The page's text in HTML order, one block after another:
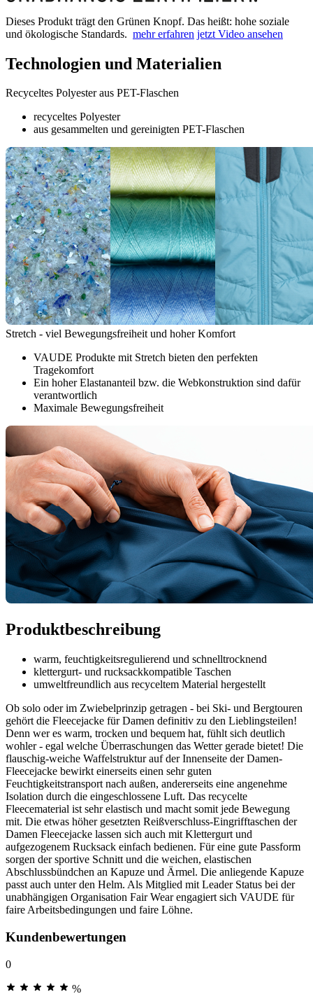
Dieses Produkt trägt den Grünen Knopf. Das heißt: hohe soziale
und ökologische Standards. mehr erfahren jetzt Video ansehen
Technologien und Materialien
Recyceltes Polyester aus PET-Flaschen
recyceltes Polyester
aus gesammelten und gereinigten PET-Flaschen
Stretch - viel Bewegungsfreiheit und hoher Komfort
VAUDE Produkte mit Stretch bieten den perfekten
Tragekomfort
Ein hoher Elastananteil bzw. die Webkonstruktion sind dafür
verantwortlich
Maximale Bewegungsfreiheit
Produktbeschreibung
warm, feuchtigkeitsregulierend und schnelltrocknend
klettergurt- und rucksackkompatible Taschen
umweltfreundlich aus recyceltem Material hergestellt
Ob solo oder im Zwiebelprinzip getragen - bei Ski- und Bergtouren
gehört die Fleecejacke für Damen definitiv zu den Lieblingsteilen!
Denn wer es warm, trocken und bequem hat, fühlt sich deutlich
wohler - egal welche Überraschungen das Wetter gerade bietet! Die
flauschig-weiche Waffelstruktur auf der Innenseite der Damen-
Fleecejacke bewirkt einerseits einen sehr guten
Feuchtigkeitstransport nach außen, andererseits eine angenehme
Isolation durch die eingeschlossene Luft. Das recycelte
Fleecematerial ist sehr elastisch und macht somit jede Bewegung
mit. Die etwas höher gesetzten Reißverschluss-Eingrifftaschen der
Damen Fleecejacke lassen sich auch mit Klettergurt und
aufgezogenem Rucksack einfach bedienen. Für eine gute Passform
sorgen der sportive Schnitt und die weichen, elastischen
Abschlussbündchen an Kapuze und Ärmel. Die anliegende Kapuze
passt auch unter den Helm. Als Mitglied mit Leader Status bei der
unabhängigen Organisation Fair Wear engagiert sich VAUDE für
faire Arbeitsbedingungen und faire Löhne.
Kundenbewertungen
0
%